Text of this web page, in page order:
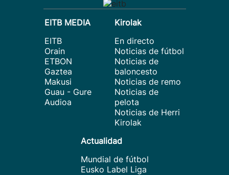
EITB MEDIA
EITB
Orain
ETBON
Gaztea
Makusi
Guau - Gure
Audioa
Kirolak
En directo
Noticias de fútbol
Noticias de
baloncesto
Noticias de remo
Noticias de
pelota
Noticias de Herri
Kirolak
Actualidad
Mundial de fútbol
Eusko Label Liga